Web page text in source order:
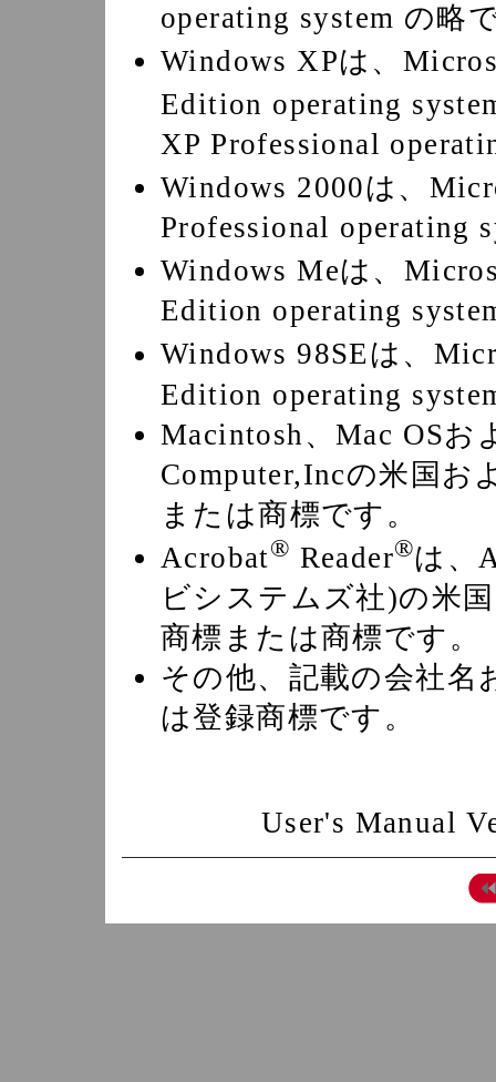
operating system の略
Windows XPは、
Edition operating
XP Professional
Windows 2000は、
Professional operating
Windows Meは、
Edition operating
Windows 98SEは、
Edition operating
Macintosh、Mac OS
Computer,Incの米国お
または商標です。
Acrobat® Reader®は、
ビシステムズ社)の米
商標または商標です。
その他、記載の会社名
は登録商標です。
User's Manual